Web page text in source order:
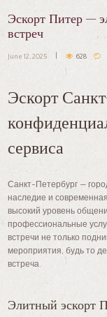
Эскорт Питер —
встреч
June 12, 2025 628
Эскорт
сервиса
Санкт-Петербург —
наследие и
высокий уровень
профессиональные
встречи не только
мероприятия, будь то
встреча.
Элитный эскорт